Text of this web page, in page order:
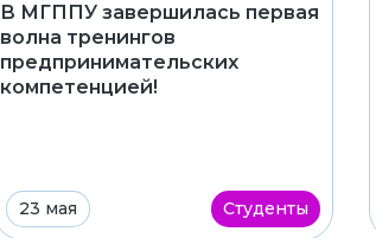
В МГППУ завершилась первая
волна тренингов
предпринимательских
компетенцией!
23 мая Студенты